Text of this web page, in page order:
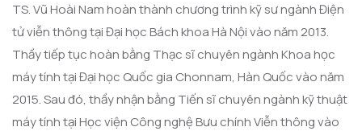
TS. Vũ Hoài Nam hoàn thành chương trình kỹ sư ngành Điện
tử viễn thông tại Đại học Bách khoa Hà Nội vào năm 2013.
Thầy tiếp tục hoàn bằng Thạc sĩ chuyên ngành Khoa học
máy tính tại Đại học Quốc gia Chonnam, Hàn Quốc vào năm
2015. Sau đó, thầy nhận bằng Tiến sĩ chuyên ngành kỹ thuật
máy tính tại Học viện Công nghệ Bưu chính Viễn thông vào